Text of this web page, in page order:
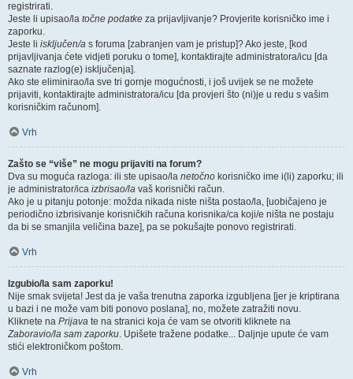
registrirati.
Jeste li upisao/la točne podatke za prijavljivanje? Provjerite korisničko ime i
zaporku.
Jeste li isključen/a s foruma [zabranjen vam je pristup]? Ako jeste, [kod
prijavljivanja ćete vidjeti poruku o tome], kontaktirajte administratora/icu [da
saznate razlog(e) isključenja].
Ako ste eliminirao/la sve tri gornje mogućnosti, i još uvijek se ne možete
prijaviti, kontaktirajte administratora/icu [da provjeri što (ni)je u redu s vašim
korisničkim računom].
Vrh
Zašto se “više” ne mogu prijaviti na forum?
Dva su moguća razloga: ili ste upisao/la netočno korisničko ime i(li) zaporku; ili
je administrator/ica izbrisao/la vaš korisnički račun.
Ako je u pitanju potonje: možda nikada niste ništa postao/la, [uobičajeno je
periodično izbrisivanje korisničkih računa korisnika/ca koji/e ništa ne postaju
da bi se smanjila veličina baze], pa se pokušajte ponovo registrirati.
Vrh
Izgubio/la sam zaporku!
Nije smak svijeta! Jest da je vaša trenutna zaporka izgubljena [jer je kriptirana
u bazi i ne može vam biti ponovo poslana], no, možete zatražiti novu.
Kliknete na Prijava te na stranici koja će vam se otvoriti kliknete na
Zaboravio/la sam zaporku. Upišete tražene podatke... Daljnje upute će vam
stići elektroničkom poštom.
Vrh